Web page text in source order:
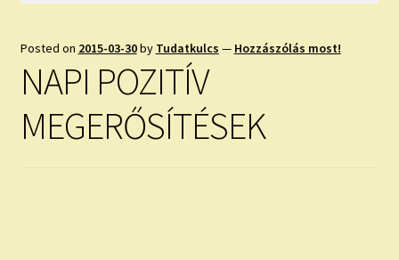
NAPI ASZTROLÓGIA
KÉRJ EGY MEGERŐSÍTÉST!
Posted on 2015-03-30by Tudatkulcs — Hozzászólás most!
NAPI POZITÍV
MEGERŐSÍTÉSEK